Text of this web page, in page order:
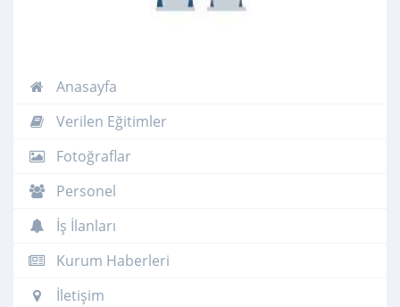
Anasayfa
Verilen Eğitimler
Fotoğraflar
Personel
İş İlanları
Kurum Haberleri
İletişim